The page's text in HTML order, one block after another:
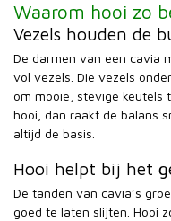
Waarom hooi zo
Vezels houden de
De darmen van een cavia
vol vezels. Die vezels
om mooie, stevige keutels
hooi, dan raakt de balans
altijd de basis.
Hooi helpt bij het
De tanden van cavia’s
goed te laten slijten. Hooi